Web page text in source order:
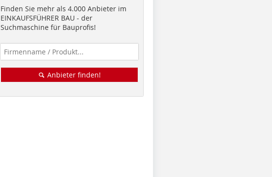
Finden Sie mehr als 4.000 Anbieter im
EINKAUFSFÜHRER BAU - der
Suchmaschine für Bauprofis!
Anbieter finden!